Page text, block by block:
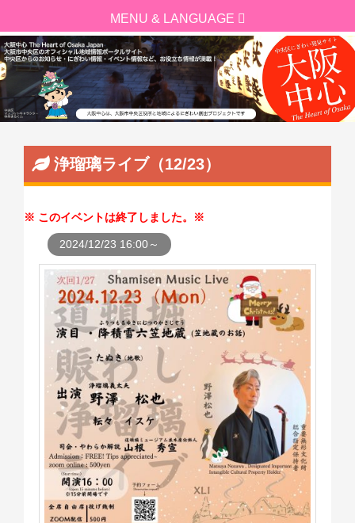
浄瑠璃ライブ（12/23）
このイベントは終了しました。
2024/12/23 16:00～